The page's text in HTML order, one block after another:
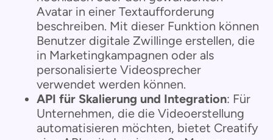
Avatar in einer Textaufforderung
beschreiben. Mit dieser Funktion können
Benutzer digitale Zwillinge erstellen, die
in Marketingkampagnen oder als
personalisierte Videosprecher
verwendet werden können.
API für Skalierung und Integration: Für
Unternehmen, die die Videoerstellung
automatisieren möchten, bietet Creatify